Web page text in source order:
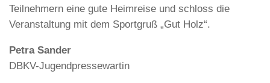
Teilnehmern eine gute Heimreise und schloss die
Veranstaltung mit dem Sportgruß „Gut Holz“.
Petra Sander
DBKV-Jugendpressewartin